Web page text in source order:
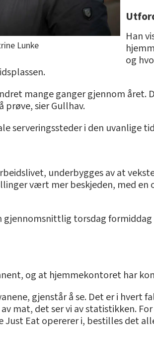
Lunke
Han
og
mange ganger gjennom året.
sier Gullhav.
serveringssteder i den uvanlige
underbygges av at
vært mer beskjeden, med en
gjennomsnittlig torsdag
og at hjemmekontoret har
gjenstår å se. Det er i hvert
mat, det ser vi av statistikken.
Just Eat opererer i, bestilles det